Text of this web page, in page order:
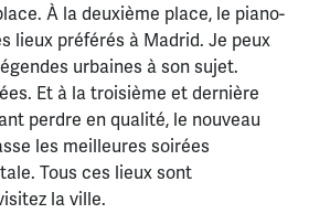
À la deuxième place, le piano-
lieux préférés à Madrid. Je peux
urbaines à son sujet.
Et à la troisième et dernière
perdre en qualité, le nouveau
les meilleures soirées
Tous ces lieux sont
la ville.